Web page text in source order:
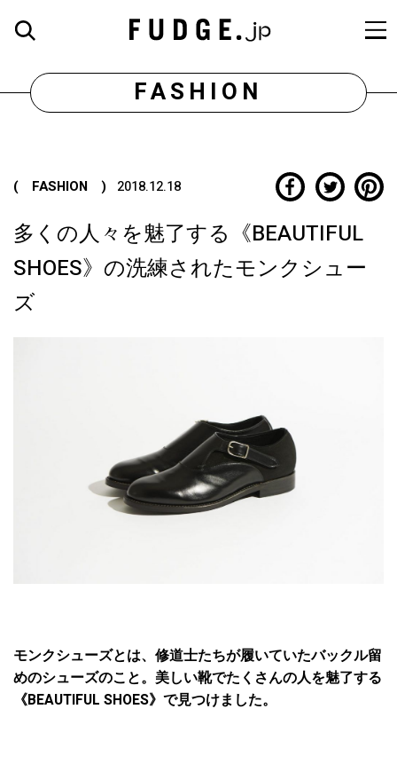
FASHION
( FASHION ) 2018.12.18
多くの人々を魅了する《BEAUTIFUL
SHOES》の洗練されたモンクシュー
ズ
モンクシューズとは、修道士たちが履いていたバックル留
めのシューズのこと。美しい靴でたくさんの人を魅了する
《BEAUTIFUL SHOES》で見つけました。